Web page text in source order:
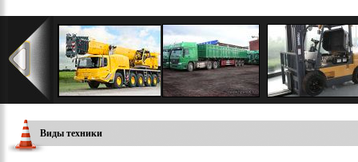
Виды техники